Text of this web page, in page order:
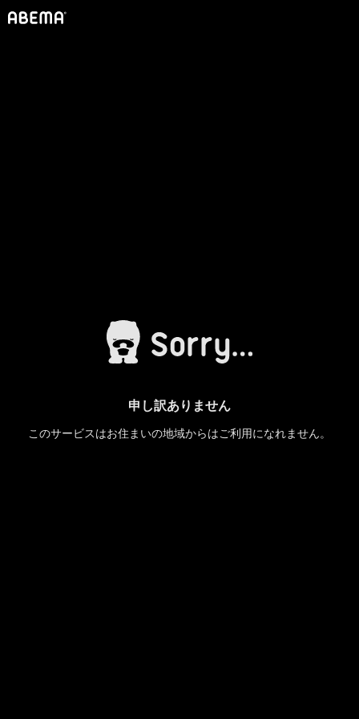
申し訳ありません
このサービスはお住まいの地域からはご利用になれません。